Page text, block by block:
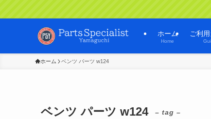
ホーム
Home
ご利
ホーム ベンツ パーツ w124
ベンツ パーツ w124 – tag –